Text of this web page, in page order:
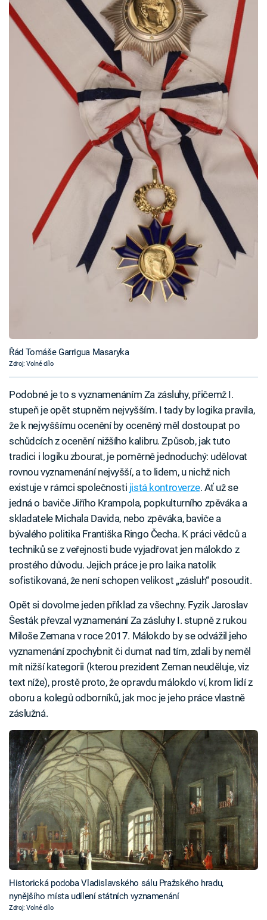
Řád Tomáše Garrigua Masaryka
Zdroj: Volné dílo
Podobné je to s vyznamenáním Za zásluhy, přičemž I.
stupeň je opět stupněm nejvyšším. I tady by logika pravila,
že k nejvyššímu ocenění by oceněný měl dostoupat po
schůdcích z ocenění nižšího kalibru. Způsob, jak tuto
tradici i logiku zbourat, je poměrně jednoduchý: udělovat
rovnou vyznamenání nejvyšší, a to lidem, u nichž nich
existuje v rámci společnosti jistá kontroverze. Ať už se
jedná o baviče Jiřího Krampola, popkulturního zpěváka a
skladatele Michala Davida, nebo zpěváka, baviče a
bývalého politika Františka Ringo Čecha. K práci vědců a
techniků se z veřejnosti bude vyjadřovat jen málokdo z
prostého důvodu. Jejich práce je pro laika natolik
sofistikovaná, že není schopen velikost „zásluh“ posoudit.
Opět si dovolme jeden příklad za všechny. Fyzik Jaroslav
Šesták převzal vyznamenání Za zásluhy I. stupně z rukou
Miloše Zemana v roce 2017. Málokdo by se odvážil jeho
vyznamenání zpochybnit či dumat nad tím, zdali by neměl
mít nižší kategorii (kterou prezident Zeman neuděluje, viz
text níže), prostě proto, že opravdu málokdo ví, krom lidí z
oboru a kolegů odborníků, jak moc je jeho práce vlastně
záslužná.
Historická podoba Vladislavského sálu Pražského hradu,
nynějšího místa udílení státních vyznamenání
Zdroj: Volné dílo